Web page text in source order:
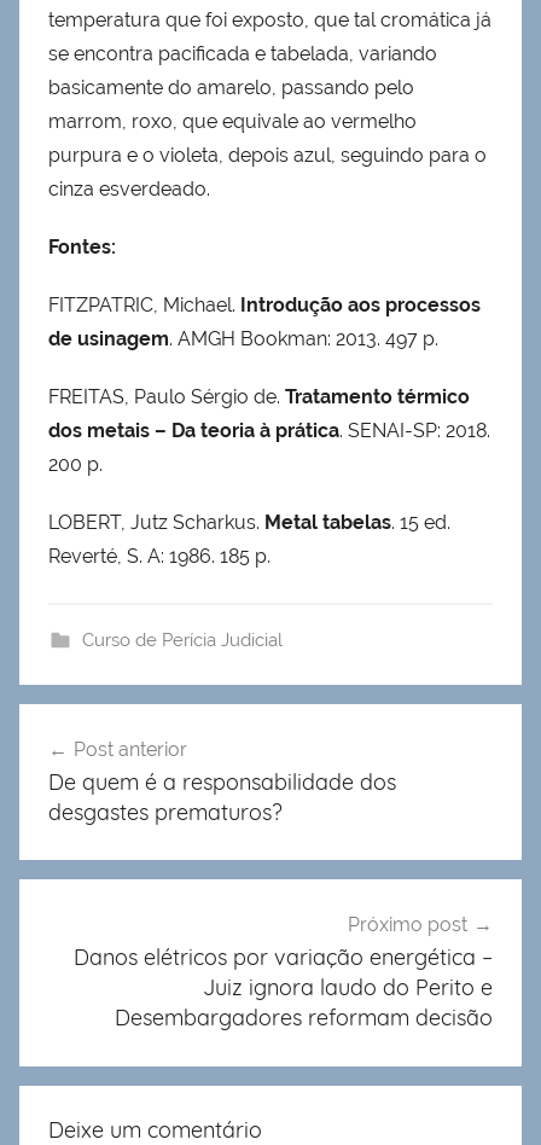
temperatura que foi exposto, que tal cromática já
se encontra pacificada e tabelada, variando
basicamente do amarelo, passando pelo
marrom, roxo, que equivale ao vermelho
purpura e o violeta, depois azul, seguindo para o
cinza esverdeado.
Fontes:
FITZPATRIC, Michael. Introdução aos processos
de usinagem. AMGH Bookman: 2013. 497 p.
FREITAS, Paulo Sérgio de. Tratamento térmico
dos metais – Da teoria à prática. SENAI-SP: 2018.
200 p.
LOBERT, Jutz Scharkus. Metal tabelas. 15 ed.
Reverté, S. A: 1986. 185 p.
Curso de Perícia Judicial
de
Post
Post anterior
De quem é a responsabilidade dos
desgastes prematuros?
Próximo post
Danos elétricos por variação energética –
Juiz ignora laudo do Perito e
Desembargadores reformam decisão
Deixe um comentário